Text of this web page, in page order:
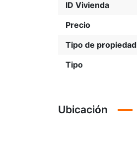
ID Vivienda
Precio
Tipo de propiedad
Tipo
Ubicación